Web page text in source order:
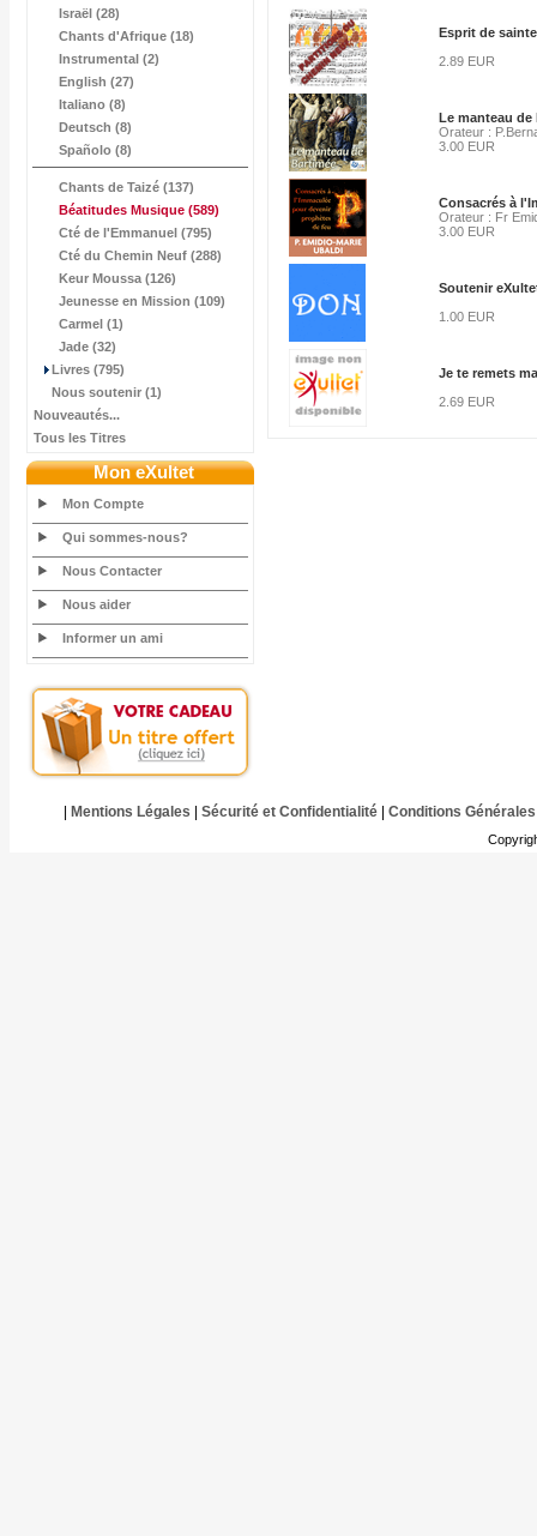
Israël (28)
Chants d'Afrique (18)
Instrumental (2)
English (27)
Italiano (8)
Deutsch (8)
Spañolo (8)
Chants de Taizé (137)
Béatitudes Musique (589)
Cté de l'Emmanuel (795)
Cté du Chemin Neuf (288)
Keur Moussa (126)
Jeunesse en Mission (109)
Carmel (1)
Jade (32)
Livres (795)
Nous soutenir (1)
Nouveautés...
Tous les Titres
Mon eXultet
Mon Compte
Qui sommes-nous?
Nous Contacter
Nous aider
Informer un ami
Esprit de
2.89 EUR
Le manteau de
Orateur :
3.00 EUR
Consacrés à
Orateur : Fr
3.00 EUR
Soutenir
1.00 EUR
Je te remets
2.69 EUR
Mentions Légales Sécurité et Confidentialité| Conditions Générales